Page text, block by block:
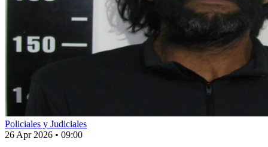
Policiales y Judiciales
26 Apr 2026 • 09:00